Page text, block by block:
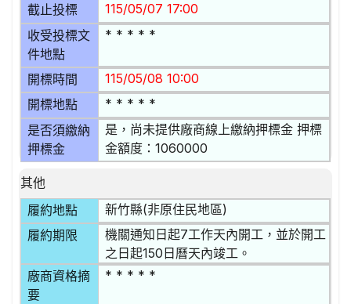
截止投標 115/05/07 17:00
收受投標文
件地點
* * * * *
開標時間 115/05/08 10:00
開標地點 * * * * *
是否須繳納
押標金
是，尚未提供廠商線上繳納押標金 押標
金額度：1060000
其他
履約地點
新竹縣(非原住民地區)
履約期限
機關通知日起7工作天內開工，並於開工
之日起150日曆天內竣工。
廠商資格摘
要
* * * * *